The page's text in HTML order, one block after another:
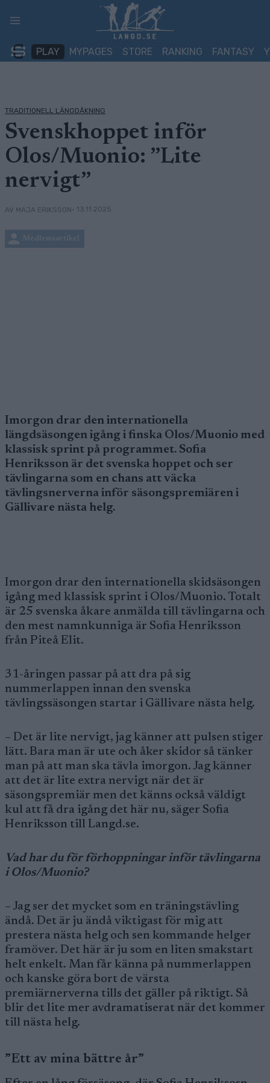
PLAY MYPAGES STORE RANKING FANTASY
TRADITIONELL LÄNGDÅKNING
Svenskhoppet inför
Olos/Muonio: ”Lite
nervigt”
AV MAJA ERIKSSON• 13.11.2025
Medlemsartikel
Imorgon drar den internationella
längdsäsongen igång i finska Olos/Muonio med
klassisk sprint på programmet. Sofia
Henriksson är det svenska hoppet och ser
tävlingarna som en chans att väcka
tävlingsnerverna inför säsongspremiären i
Gällivare nästa helg.
Imorgon drar den internationella skidsäsongen
igång med klassisk sprint i Olos/Muonio. Totalt
är 25 svenska åkare anmälda till tävlingarna och
den mest namnkunniga är Sofia Henriksson
från Piteå Elit.
31-åringen passar på att dra på sig
nummerlappen innan den svenska
tävlingssäsongen startar i Gällivare nästa helg.
– Det är lite nervigt, jag känner att pulsen stiger
lätt. Bara man är ute och åker skidor så tänker
man på att man ska tävla imorgon. Jag känner
att det är lite extra nervigt när det är
säsongspremiär men det känns också väldigt
kul att få dra igång det här nu, säger Sofia
Henriksson till Langd.se.
Vad har du för förhoppningar inför tävlingarna
i Olos/Muonio?
– Jag ser det mycket som en träningstävling
ändå. Det är ju ändå viktigast för mig att
prestera nästa helg och sen kommande helger
framöver. Det här är ju som en liten smakstart
helt enkelt. Man får känna på nummerlappen
och kanske göra bort de värsta
premiärnerverna tills det gäller på riktigt. Så
blir det lite mer avdramatiserat när det kommer
till nästa helg.
”Ett av mina bättre år”